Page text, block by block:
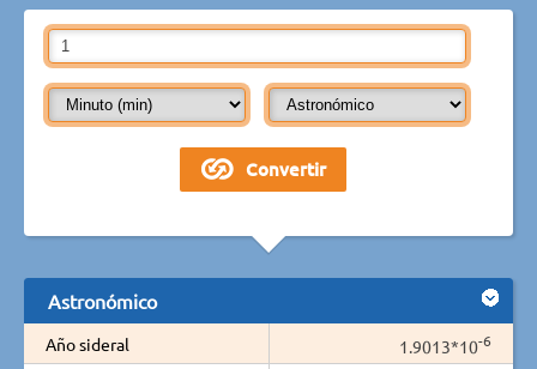
Astronómico
Año sideral 1.9013*10-6